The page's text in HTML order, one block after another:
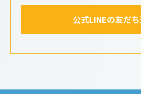
公式LINEの友だ